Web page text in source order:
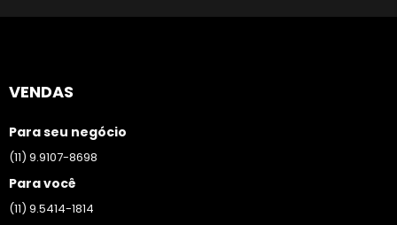
VENDAS
Para seu negócio
(11) 9.9107-8698
Para você
(11) 9.5414-1814